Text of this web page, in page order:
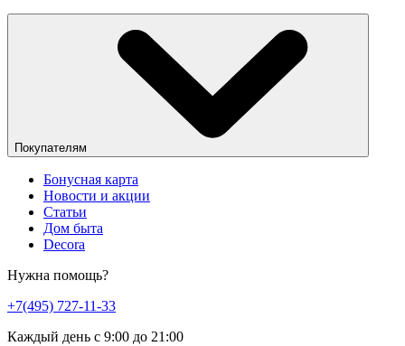
Покупателям
Бонусная карта
Новости и акции
Статьи
Дом быта
Decora
Нужна помощь?
+7(495) 727-11-33
Каждый день с 9:00 до 21:00